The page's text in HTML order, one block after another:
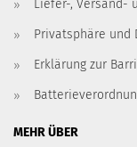
Liefer-, Versand-
Privatsphäre und
Erklärung zur
MEHR ÜBER